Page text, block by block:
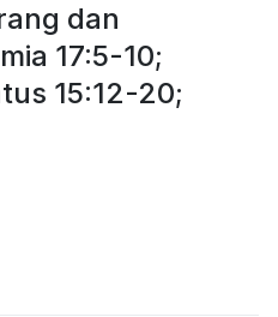
dan
17:5-10;
15:12-20;